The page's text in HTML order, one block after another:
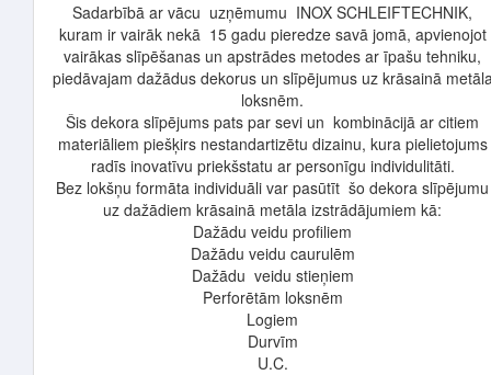
Sadarbībā ar vācu uzņēmumu INOX SCHLEIFTECHNIK,
kuram ir vairāk nekā 15 gadu pieredze savā jomā, apvienojot
vairākas slīpēšanas un apstrādes metodes ar īpašu tehniku,
piedāvajam dažādus dekorus un slīpējumus uz krāsainā
loksnēm.
Šis dekora slīpējums pats par sevi un kombinācijā ar citiem
materiāliem piešķirs nestandartizētu dizainu, kura pielietojums
radīs inovatīvu priekšstatu ar personīgu individulitāti.
Bez lokšņu formāta individuāli var pasūtīt šo dekora slīpējumu
uz dažādiem krāsainā metāla izstrādājumiem kā:
Dažādu veidu profiliem
Dažādu veidu caurulēm
Dažādu veidu stieņiem
Perforētām loksnēm
Logiem
Durvīm
U.C.